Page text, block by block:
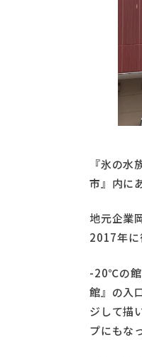
『氷の
市』内に
地元企業
2017年に
-20℃の館
館』の入
ジして描
プにもな